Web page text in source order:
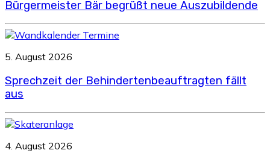
Bürgermeister Bär begrüßt neue Auszubildende
5. August 2026
Sprechzeit der Behindertenbeauftragten fällt
aus
4. August 2026